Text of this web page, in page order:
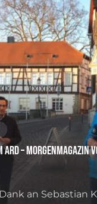
– Morgenmagazin
an Sebastian